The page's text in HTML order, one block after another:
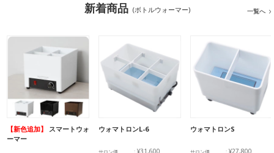
新着商品 (ボトルウォーマー) 一覧へ
【新色追加】
ーマー
ウォマトロンL-6
サロン価 ¥31,600
ウォマトロンS
サロン価 ¥27,800